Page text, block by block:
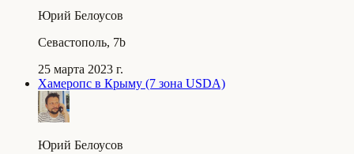
Юрий Белоусов
Севастополь, 7b
25 марта 2023 г.
Хамеропс в Крыму (7 зона USDA)
Юрий Белоусов